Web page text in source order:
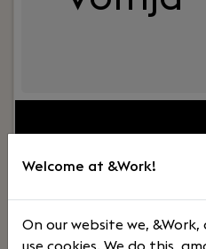
uitdaging waarin je jouw
mechanische liftkennis in
moderniseringen van een
eigenaarschap om een
te voeren op de gaafste
Welcome at &Work!
On our website we,
use cookies. We do this,